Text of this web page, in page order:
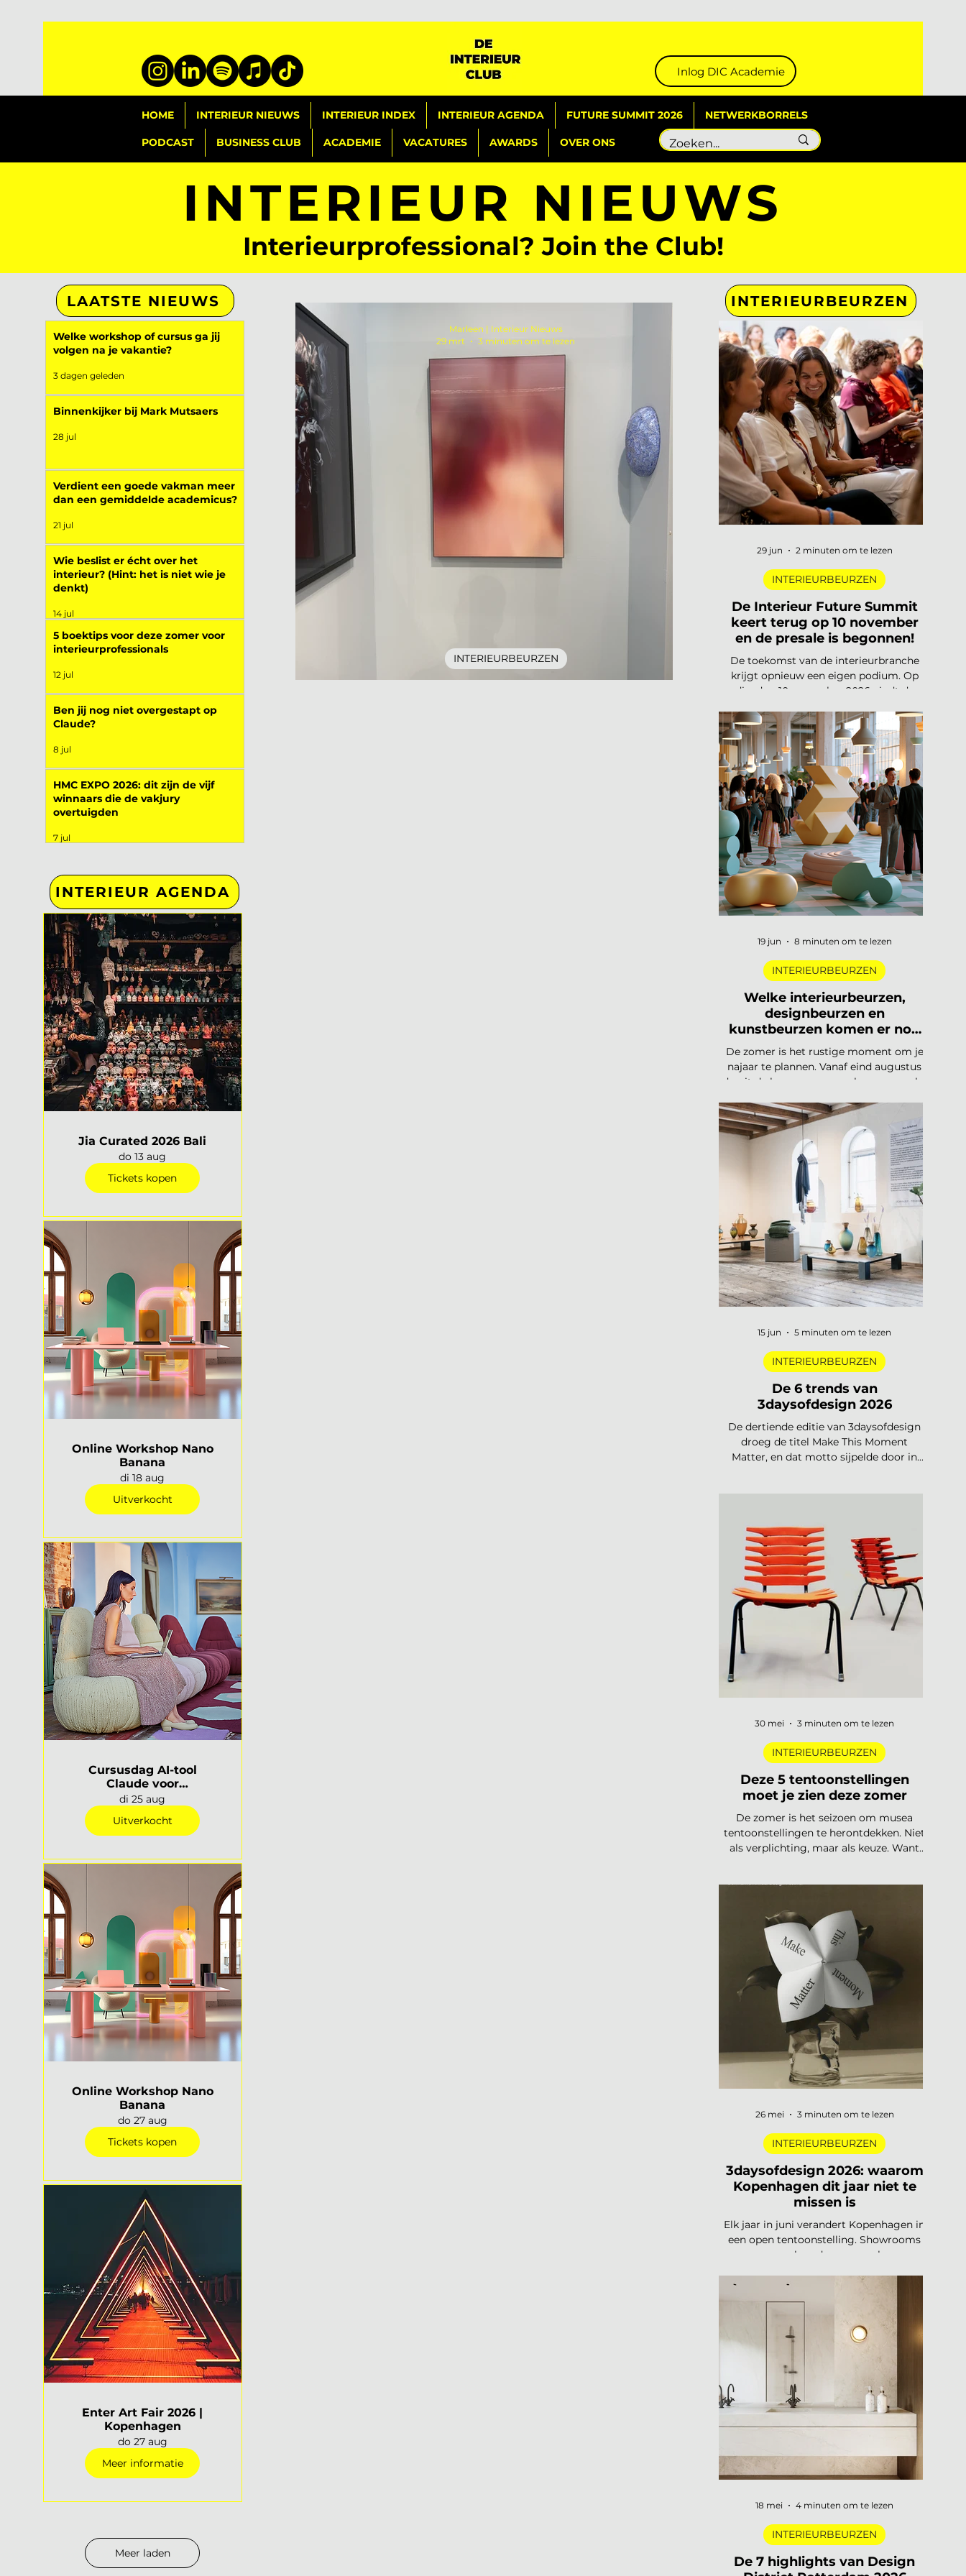
Inlog DIC Academie
HOME INTERIEUR NIEUWS INTERIEUR INDEX INTERIEUR AGENDA FUTURE SUMMIT 2026 NETWERKBORRELS
PODCAST BUSINESS CLUB ACADEMIE VACATURES AWARDS OVER ONS
INTERIEUR NIEUWS
Interieurprofessional? Join the Club!
LAATSTE NIEUWS
Welke workshop of cursus ga jij
volgen na je vakantie?
3 dagen geleden
Binnenkijker bij Mark Mutsaers
28 jul
Verdient een goede vakman meer
dan een gemiddelde academicus?
21 jul
Wie beslist er écht over het
interieur? (Hint: het is niet wie je
denkt)
14 jul
5 boektips voor deze zomer voor
interieurprofessionals
12 jul
Ben jij nog niet overgestapt op
Claude?
8 jul
HMC EXPO 2026: dit zijn de vijf
winnaars die de vakjury
overtuigden
7 jul
INTERIEUR AGENDA
Jia Curated 2026 Bali
do 13 aug
Tickets kopen
Online Workshop Nano
Banana
di 18 aug
Uitverkocht
Cursusdag AI-tool
Claude voor
interieurprofessionals |
di 25 aug
Uitverkocht
Online Workshop Nano
Banana
do 27 aug
Tickets kopen
Enter Art Fair 2026 |
Kopenhagen
do 27 aug
Meer informatie
Meer laden
INTERIEURBEURZEN
Marleen | Interieur Nieuws
29 mrt
3 minuten om te lezen
INTERIEURBEURZEN
De Interieur Future Summit
keert terug op 10 november
en de presale is begonnen!
De toekomst van de interieurbranche
krijgt opnieuw een eigen podium. Op
dinsdag 10 november 2026 vindt de
Summit plaats, dit keer in Vianen. Een
dag waarop de hele branche
samenkomt om vooruit te kijken naar
waar ons vak naartoe beweegt. De
presale is gestart en er zijn vijftig tickets
beschikbaar voor 75 euro, daarna gaat
de prijs naar 125 euro. De Interieur
Future Summit keert terug op 10
november en de presale is begonnen!
Vorig jaar u
INTERIEURBEURZEN
29 jun 2 minuten om te lezen
Welke interieurbeurzen,
designbeurzen en
kunstbeurzen komen er nog
aan in 2026?
De zomer is het rustige moment om je
najaar te plannen. Vanaf eind augustus
draait de beurzencarrousel weer op volle
Belgische agenda die piekt in
september en november, en een
internationale kalender die loopt van
Helsinki tot Miami. Hieronder vind je alle
relevante interieurbeurzen,
designbeurzen en kunstbeurzen van
augustus tot en met december 2026, op
datum gezet. Handig om vast in je
agenda te blokken. Welke
interieurbeurzen, designbeurzen
INTERIEURBEURZEN
19 jun 8 minuten om te lezen
De 6 trends van
3daysofdesign 2026
De dertiende editie van 3daysofdesign
droeg de titel Make This Moment
Matter, en dat motto sijpelde door in
verdwenen. Wat overblijft is koeler,
eerlijker en doordachter: koel metaal,
lage zit, diep bordeaux en een duidelijke
voorkeur voor materiaal met een
verhaal. Dit zijn de zes trends die de
toon zetten voor 2026 en 2027. De 6
trends
INTERIEURBEURZEN
15 jun 5 minuten om te lezen
Deze 5 tentoonstellingen
moet je zien deze zomer
De zomer is het seizoen om musea
tentoonstellingen te herontdekken. Niet
als verplichting, maar als keuze. Want
tentoonstelling waar je letterlijk moet
bewegen om het werk te begrijpen. Van
digitale pioniers in een Depot-zaal tot
marmer dat architectuur omvormt tot
ontmoetingsplek. Vijf tentoonstellingen,
verspreid over Nederland, die de moeite
waard zijn om speci
INTERIEURBEURZEN
30 mei 3 minuten om te lezen
3daysofdesign 2026: waarom
Kopenhagen dit jaar niet te
missen is
Elk jaar in juni verandert Kopenhagen in
een open tentoonstelling. Showrooms
openen hun deuren, merken
designers uit de hele wereld komen
samen in een van de meest visueel
gelaagde steden van Europa. Dat is
3daysofdesign in een zin. En uiteraard
zijn wij er weer bij met De Interieur Club
om verslag te doen. 3daysofdesign is
het grootste designfestival van
Scandinavië. Verspreid over de stad vind
je honderden evenementen: van intieme
INTERIEURBEURZEN
26 mei 3 minuten om te lezen
De 7 highlights van Design
INTERIEURBEURZEN
18 mei 4 minuten om te lezen